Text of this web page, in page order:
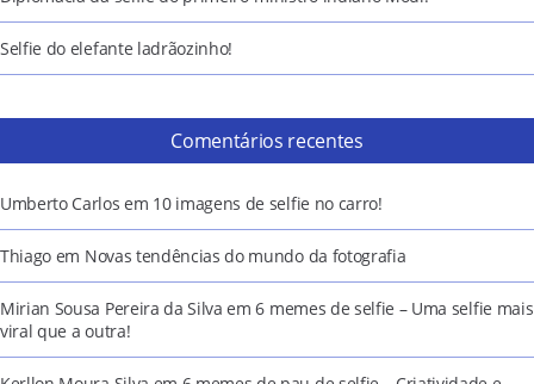
Selfie do elefante ladrãozinho!
Comentários recentes
Umberto Carlos em 10 imagens de selfie no carro!
Thiago em Novas tendências do mundo da fotografia
Mirian Sousa Pereira da Silva em6 memes de selfie – Uma selfie mais
viral que a outra!